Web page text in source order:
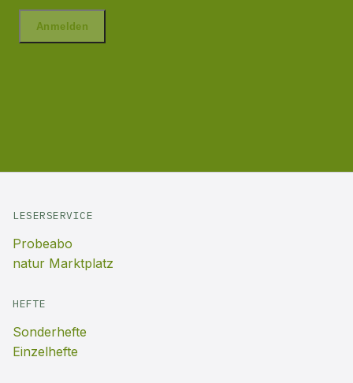
LESERSERVICE
Probeabo
natur Marktplatz
HEFTE
Sonderhefte
Einzelhefte